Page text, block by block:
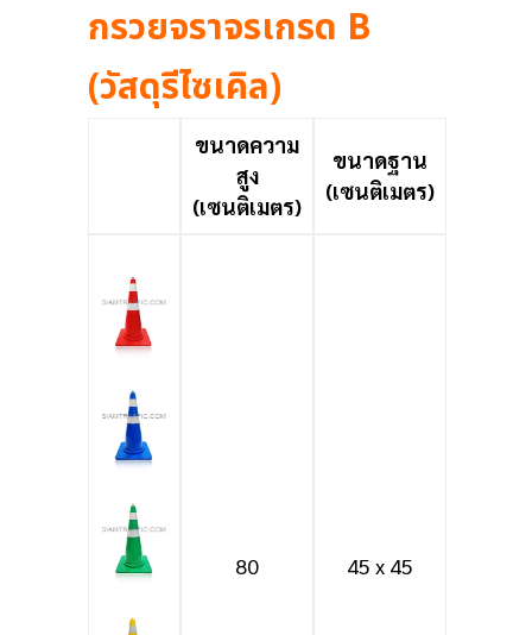
กรวยจราจรเกรด B
(วัสดุรีไซเคิล)
ขนาดความ
สูง
(เซนติเมตร)
ขนาดฐาน
(เซนติเมตร)
80 45 x 45